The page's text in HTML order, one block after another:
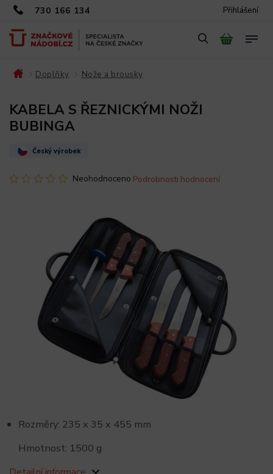
730 166 134 Přihlášení
Doplňky Nože a brousky
KABELA S ŘEZNICKÝMI NOŽI
BUBINGA
Český výrobek
Neohodnoceno Podrobnosti hodnocení
Rozměry: 235 x 35 x 455 mm
Hmotnost: 1500 g